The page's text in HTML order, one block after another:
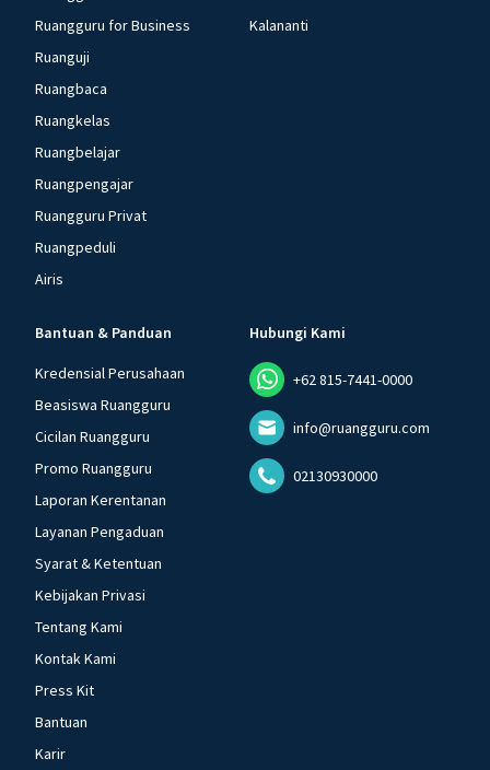
Ruangguru for Business
Ruanguji
Ruangbaca
Ruangkelas
Ruangbelajar
Ruangpengajar
Ruangguru Privat
Ruangpeduli
Airis
Kalananti
Bantuan & Panduan
Kredensial Perusahaan
Beasiswa Ruangguru
Cicilan Ruangguru
Promo Ruangguru
Laporan Kerentanan
Layanan Pengaduan
Syarat & Ketentuan
Kebijakan Privasi
Tentang Kami
Kontak Kami
Press Kit
Bantuan
Karir
Hubungi Kami
+62 815-7441-0000
info@ruangguru.com
02130930000